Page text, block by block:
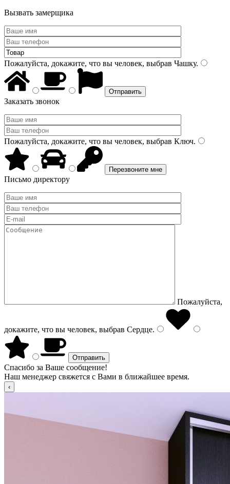
Вызвать замерщика
Пожалуйста, докажите, что вы человек, выбрав Чашку.
Заказать звонок
Пожалуйста, докажите, что вы человек, выбрав Ключ.
Письмо директору
Пожалуйста,
докажите, что вы человек, выбрав Сердце.
Спасибо за Ваше сообщение!
Наш менеджер свяжется с Вами в ближайшее время.